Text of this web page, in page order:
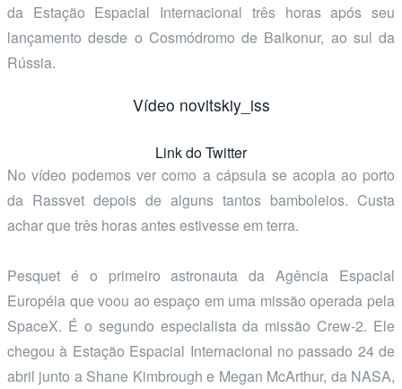
da Estação Espacial Internacional três horas após seu
lançamento desde o Cosmódromo de Baikonur, ao sul da
Rússia.
Vídeo novitskiy_iss
Link do Twitter
No vídeo podemos ver como a cápsula se acopla ao porto
da Rassvet depois de alguns tantos bamboleios. Custa
achar que três horas antes estivesse em terra.
Pesquet é o primeiro astronauta da Agência Espacial
Européia que voou ao espaço em uma missão operada pela
SpaceX. É o segundo especialista da missão Crew-2. Ele
chegou à Estação Espacial Internacional no passado 24 de
abril junto a Shane Kimbrough e Megan McArthur, da NASA,